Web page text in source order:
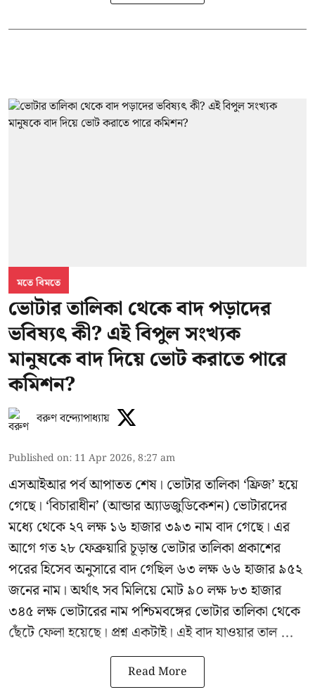
মতে বিমতে
ভোটার তালিকা থেকে বাদ পড়াদের
ভবিষ্যৎ কী? এই বিপুল সংখ্যক
মানুষকে বাদ দিয়ে ভোট করাতে পারে
কমিশন?
বরুণ বন্দ্যোপাধ্যায়
Published on: 11 Apr 2026, 8:27 am
এসআইআর পর্ব আপাতত শেষ। ভোটার তালিকা ‘ফ্রিজ’ হয়ে
গেছে। ‘বিচারাধীন’ (আন্ডার অ্যাডজুডিকেশন) ভোটারদের
মধ্যে থেকে ২৭ লক্ষ ১৬ হাজার ৩৯৩ নাম বাদ গেছে। এর
আগে গত ২৮ ফেব্রুয়ারি চূড়ান্ত ভোটার তালিকা প্রকাশের
পরের হিসেব অনুসারে বাদ গেছিল ৬৩ লক্ষ ৬৬ হাজার ৯৫২
জনের নাম। অর্থাৎ সব মিলিয়ে মোট ৯০ লক্ষ ৮৩ হাজার
৩৪৫ লক্ষ ভোটারের নাম পশ্চিমবঙ্গের ভোটার তালিকা থেকে
ছেঁটে ফেলা হয়েছে। প্রশ্ন একটাই। এই বাদ যাওয়ার তাল ...
Read More